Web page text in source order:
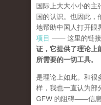
国际上大大小小的主
国的认识。也因此，
地帮助中国人打开眼
项目 —— 这里的链接
证，它提供了理论上
所需要的一切工具。
是理论上如此。和很
样，我也一直认为部
GFW 的阻碍——信息